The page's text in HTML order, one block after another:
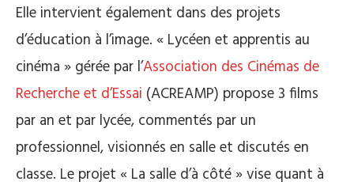
Elle intervient également dans des projets
d’éducation à l’image. « Lycéen et apprentis au
cinéma » gérée par l’Association des Cinémas de
Recherche et d’Essai (ACREAMP) propose 3 films
par an et par lycée, commentés par un
professionnel, visionnés en salle et discutés en
classe. Le projet « La salle d’à côté » vise quant à